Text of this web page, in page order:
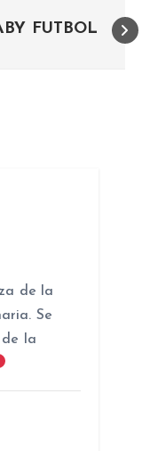
FUTBOL
de la
Se
de la